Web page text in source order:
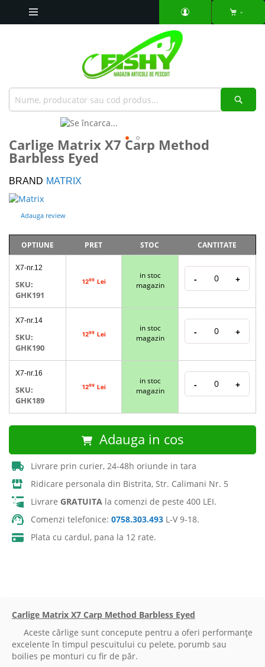
the
end
the
images
gallery
to
the
of
the
images
gallery
Carlige Matrix X7 Carp Method
Barbless Eyed
BRAND MATRIX
Adauga review
produs
grupate
OPTIUNE PRET STOC CANTITATE
X7-nr.12
SKU:
GHK191
1299Lei
in stoc
magazin
- +
X7-nr.14
SKU:
GHK190
1299Lei
in stoc
magazin
- +
X7-nr.16
SKU:
GHK189
1299Lei
in stoc
magazin
- +
Adauga in cos
Livrare prin curier, 24-48h oriunde in tara
Ridicare personala din Bistrita, Str. Calimani Nr. 5
Livrare GRATUITA la comenzi de peste 400 LEI.
Comenzi telefonice: 0758.303.493 L-V 9-18.
Plata cu cardul, pana la 12 rate.
Carlige Matrix X7 Carp Method Barbless Eyed
Aceste cârlige sunt concepute pentru a oferi performanțe
excelente în timpul pescuitului cu pelete, porumb sau
boilies pe monturi cu fir de păr.